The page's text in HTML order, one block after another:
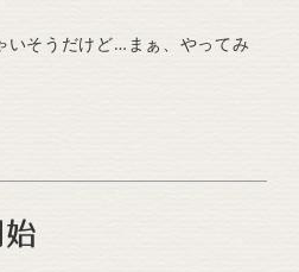
いそうだけど…まぁ、やってみ